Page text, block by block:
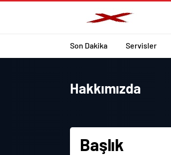
Son Dakika Servisler
Hakkımızda
Başlık